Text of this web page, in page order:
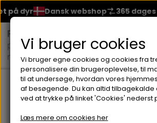
dyr Dansk webshop 365 dages
MAKEUP
Forside Brands Seventeen
Vi bruger cookies
Vi bruger egne cookies og cookies fra
personalisere din brugeroplevelse, til
til at undersøge, hvordan vores
af besøgende. Du kan altid tilbagekalde
ved at trykke på linket 'Cookies' nederst
Læs mere om cookies her